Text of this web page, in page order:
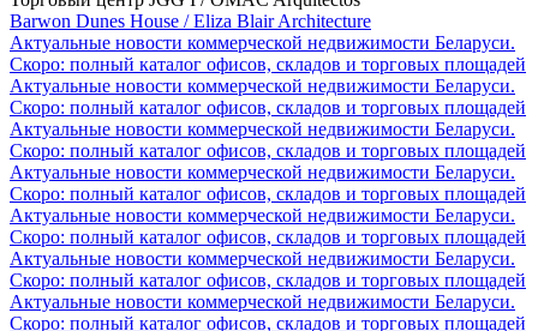
Barwon Dunes House / Eliza Blair Architecture
Актуальные новости коммерческой недвижимости Беларуси.
Скоро: полный каталог офисов, складов и торговых площадей
Актуальные новости коммерческой недвижимости Беларуси.
Скоро: полный каталог офисов, складов и торговых площадей
Актуальные новости коммерческой недвижимости Беларуси.
Скоро: полный каталог офисов, складов и торговых площадей
Актуальные новости коммерческой недвижимости Беларуси.
Скоро: полный каталог офисов, складов и торговых площадей
Актуальные новости коммерческой недвижимости Беларуси.
Скоро: полный каталог офисов, складов и торговых площадей
Актуальные новости коммерческой недвижимости Беларуси.
Скоро: полный каталог офисов, складов и торговых площадей
Актуальные новости коммерческой недвижимости Беларуси.
Скоро: полный каталог офисов, складов и торговых площадей